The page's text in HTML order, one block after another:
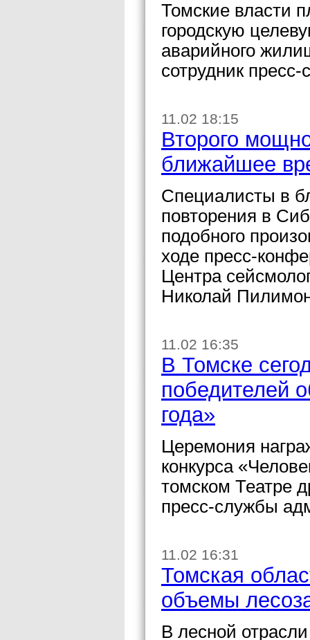
Томские власти
городскую
аварийного
сотрудник
11.02 18:15
Второго
ближайшее
Специалисты в
повторения в
подобного
ходе пресс-
Центра
Николай
11.02 16:35
В Томске
победителей
года»
Церемония
конкурса
томском Театре
пресс-службы
11.02 16:31
Томская
объемы
В лесной